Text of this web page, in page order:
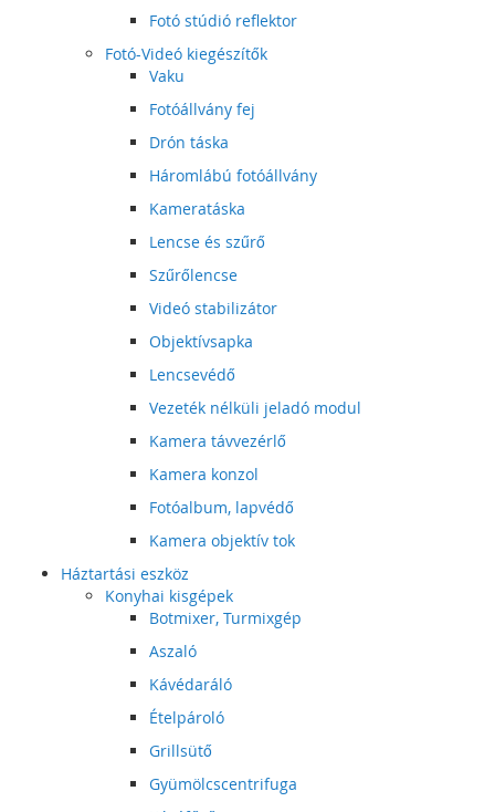
Fotó stúdió reflektor
Fotó-Videó kiegészítők
Vaku
Fotóállvány fej
Drón táska
Háromlábú fotóállvány
Kameratáska
Lencse és szűrő
Szűrőlencse
Videó stabilizátor
Objektívsapka
Lencsevédő
Vezeték nélküli jeladó modul
Kamera távvezérlő
Kamera konzol
Fotóalbum, lapvédő
Kamera objektív tok
Háztartási eszköz
Konyhai kisgépek
Botmixer, Turmixgép
Aszaló
Kávédaráló
Ételpároló
Grillsütő
Gyümölcscentrifuga